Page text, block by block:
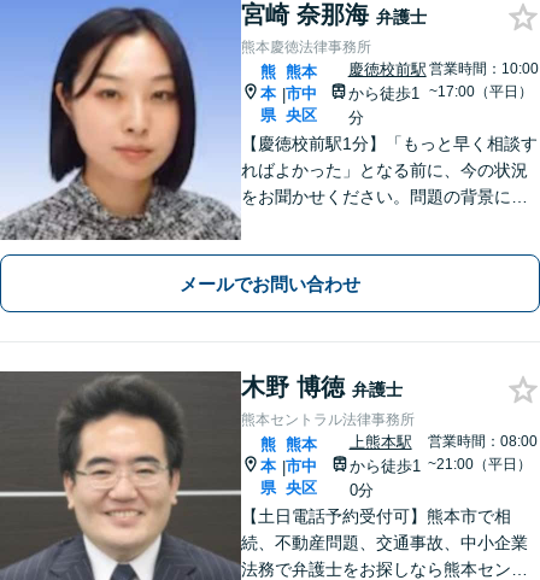
宮崎 奈那海 弁護士
熊本慶徳法律事務所
熊
本
県
|
熊本
市中
央区
慶徳校前駅
から徒歩1
分
営業時間：10:00
~17:00（平日）
【慶徳校前駅1分】「もっと早く相談す
ればよかった」となる前に、今の状況
をお聞かせください。問題の背景にも
間面談可】
メールでお問い合わせ
木野 博徳 弁護士
熊本セントラル法律事務所
熊
本
県
|
熊本
市中
央区
上熊本駅
から徒歩1
0分
営業時間：08:00
~21:00（平日）
【土日電話予約受付可】熊本市で相
続、不動産問題、交通事故、中小企業
法務で弁護士をお探しなら熊本セント